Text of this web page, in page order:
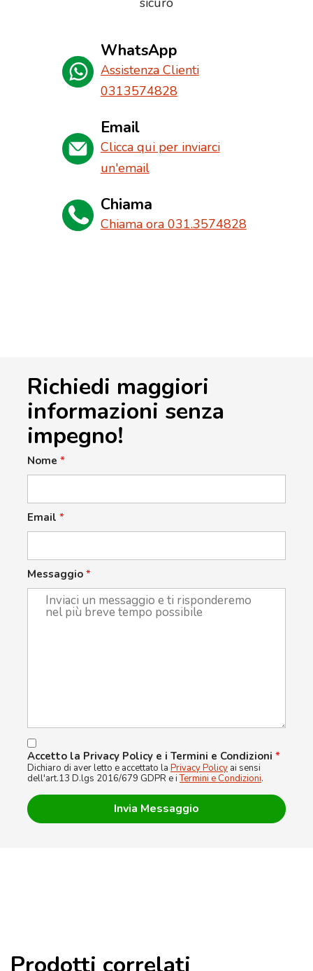
WhatsApp
Assistenza Clienti
0313574828
Email
Clicca qui per inviarci
un'email
Chiama
Chiama ora 031.3574828
Richiedi maggiori
informazioni senza
impegno!
Nome *
Email *
Messaggio *
Accetto la Privacy Policy e i Termini e Condizioni *
Dichiaro di aver letto e accettato la Privacy Policy ai sensi
dell'art.13 D.lgs 2016/679 GDPR e iTermini e Condizioni.